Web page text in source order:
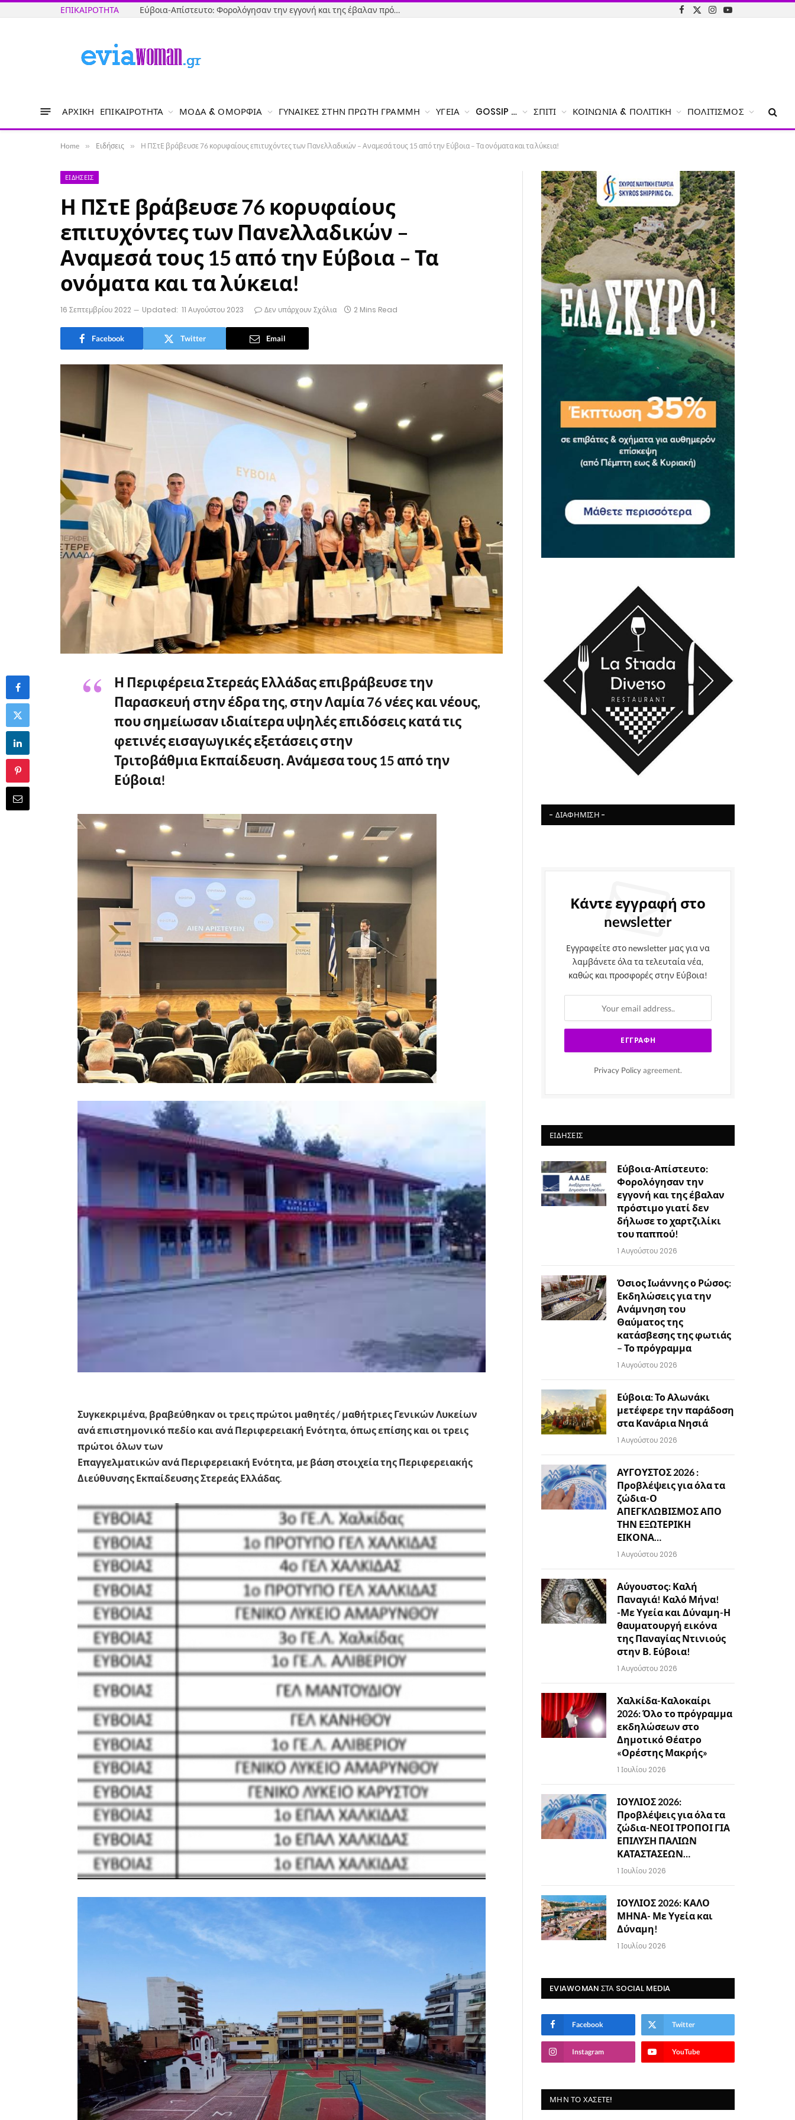
ΕΠΙΚΑΙΡΌΤΗΤΑ Εύβοια-Απίστευτο: Φορολόγησαν την εγγονή και της έβαλαν πρόστιμο γιατί δεν δήλωσε το χαρτζιλίκι του παππού!
Facebook
X
Instagram
YouTube
ΑΡΧΙΚΉ ΕΠΙΚΑΙΡΌΤΗΤΑ ΜΌΔΑ & ΟΜΟΡΦΙΆ ΓΥΝΑΊΚΕΣ ΣΤΗΝ ΠΡΏΤΗ ΓΡΑΜΜΉ ΥΓΕΊΑ GOSSIP … ΣΠΊΤΙ ΚΟΙΝΩΝΊΑ & ΠΟΛΙΤΙΚΉ ΠΟΛΙΤΙΣΜΌΣ
Home » Ειδήσεις » Η ΠΣτΕ βράβευσε 76 κορυφαίους επιτυχόντες των Πανελλαδικών – Αναμεσά τους 15 από την Εύβοια – Τα ονόματα και τα λύκεια!
ΕΙΔΉΣΕΙΣ
Η ΠΣτΕ βράβευσε 76 κορυφαίους
επιτυχόντες των Πανελλαδικών –
Αναμεσά τους 15 από την Εύβοια – Τα
ονόματα και τα λύκεια!
16 Σεπτεμβρίου 2022 Updated: 11 Αυγούστου 2023 Δεν υπάρχουν Σχόλια 2 Mins Read
Facebook Twitter Email
Η Περιφέρεια Στερεάς Ελλάδας επιβράβευσε την
Παρασκευή στην έδρα της, στην Λαμία 76 νέες και νέους,
που σημείωσαν ιδιαίτερα υψηλές επιδόσεις κατά τις
φετινές εισαγωγικές εξετάσεις στην
Τριτοβάθμια Εκπαίδευση. Ανάμεσα τους 15 από την
Εύβοια!
Συγκεκριμένα, βραβεύθηκαν οι τρεις πρώτοι μαθητές / μαθήτριες Γενικών Λυκείων
ανά επιστημονικό πεδίο και ανά Περιφερειακή Ενότητα, όπως επίσης και οι τρεις
πρώτοι όλων των
Επαγγελματικών ανά Περιφερειακή Ενότητα, με βάση στοιχεία της Περιφερειακής
Διεύθυνσης Εκπαίδευσης Στερεάς Ελλάδας
- ΔΙΑΦΉΜΙΣΗ -
Κάντε εγγραφή στο
newsletter
Εγγραφείτε στο newsletter μας για να
λαμβάνετε όλα τα τελευταία νέα,
καθώς και προσφορές στην Εύβοια!
Privacy Policy agreement.
ΕΙΔΉΣΕΙΣ
Εύβοια-Απίστευτο:
Φορολόγησαν την
εγγονή και της έβαλαν
πρόστιμο γιατί δεν
δήλωσε το χαρτζιλίκι
του παππού!
1 Αυγούστου 2026
Όσιος Ιωάννης ο Ρώσος:
Εκδηλώσεις για την
Ανάμνηση του
Θαύματος της
κατάσβεσης της φωτιάς
– Το πρόγραμμα
1 Αυγούστου 2026
Εύβοια: Το Αλωνάκι
μετέφερε την παράδοση
στα Κανάρια Νησιά
1 Αυγούστου 2026
ΑΥΓΟΥΣΤΟΣ 2026 :
Προβλέψεις για όλα τα
ζώδια-Ο
ΑΠΕΓΚΛΩΒΙΣΜΟΣ ΑΠΟ
ΤΗΝ ΕΞΩΤΕΡΙΚΗ
ΕΙΚΟΝΑ…
1 Αυγούστου 2026
Αύγουστος: Καλή
Παναγιά! Καλό Μήνα!
-Με Υγεία και Δύναμη-Η
θαυματουργή εικόνα
της Παναγίας Ντινιούς
στην Β. Εύβοια!
1 Αυγούστου 2026
Χαλκίδα-Καλοκαίρι
2026: Όλο το πρόγραμμα
εκδηλώσεων στο
Δημοτικό Θέατρο
«Ορέστης Μακρής»
1 Ιουλίου 2026
ΙΟΥΛΙΟΣ 2026:
Προβλέψεις για όλα τα
ζώδια-ΝΕΟΙ ΤΡΟΠΟΙ ΓΙΑ
ΕΠΙΛΥΣΗ ΠΑΛΙΩΝ
ΚΑΤΑΣΤΑΣΕΩΝ…
1 Ιουλίου 2026
ΙΟΥΛΙΟΣ 2026: ΚΑΛΟ
ΜΗΝΑ- Με Υγεία και
Δύναμη!
1 Ιουλίου 2026
EVIAWOMAN ΣΤΑ SOCIAL MEDIA
Facebook Twitter
Instagram YouTube
ΜΗΝ ΤΟ ΧΆΣΕΤΕ!